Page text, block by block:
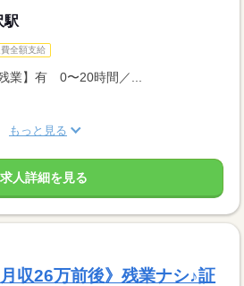
駅
全額支給
業】有 0〜20時間／...
もっと見る
求人詳細を見る
収26万前後》残業ナシ♪証